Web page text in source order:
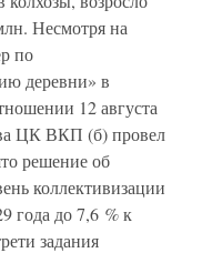
Несмотря на
по
деревни» в
12 августа
ЦК ВКП (б) провел
решение об
коллективизации
года до 7,6 %к
задания